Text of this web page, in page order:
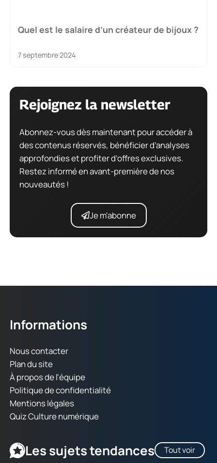
Quel est le salaire d’un créateur de bijoux ?
7 septembre 2024
Rejoignez la newsletter
Abonnez-vous dès maintenant pour accéder à
des contenus réservés, bénéficier d’analyses
approfondies et profiter d’offres exclusives.
Restez informé en avant-première de nos
nouveautés !
Je m'abonne
Informations
Nous contacter
Plan du site
À propos de l'équipe
Politique de confidentialité
Mentions légales
Quiz Culture numérique
Les sujets tendances Tout voir